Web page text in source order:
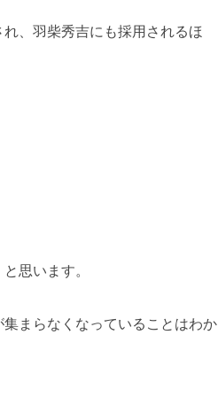
、羽柴秀吉にも採用されるほ
思います。
まらなくなっていることはわか